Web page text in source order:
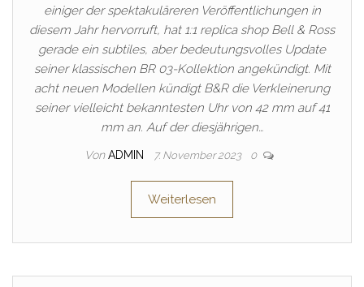
einiger der spektakuläreren Veröffentlichungen in
diesem Jahr hervorruft, hat 1:1 replica shop Bell & Ross
gerade ein subtiles, aber bedeutungsvolles Update
seiner klassischen BR 03-Kollektion angekündigt. Mit
acht neuen Modellen kündigt B&R die Verkleinerung
seiner vielleicht bekanntesten Uhr von 42 mm auf 41
mm an. Auf der diesjährigen…
Von ADMIN 7. November 2023 0
Weiterlesen